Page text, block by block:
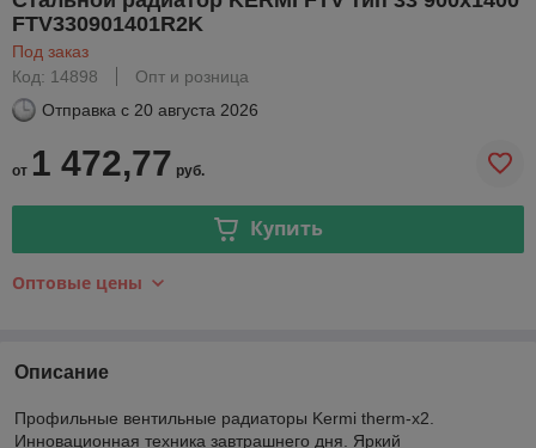
FTV330901401R2K
Под заказ
Код: 14898
Опт и розница
Отправка с 20 августа 2026
от 1 472,77 руб.
Купить
Оптовые цены
Описание
Профильные вентильные радиаторы Kermi therm-x2.
Инновационная техника завтрашнего дня. Яркий